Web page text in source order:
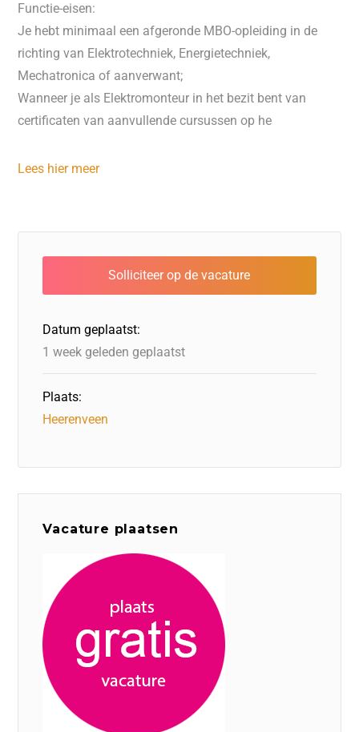
Functie-eisen:
Je hebt minimaal een afgeronde MBO-opleiding in de
richting van Elektrotechniek, Energietechniek,
Mechatronica of aanverwant;
Wanneer je als Elektromonteur in het bezit bent van
certificaten van aanvullende cursussen op he
Lees hier meer
Datum geplaatst:
1 week geleden geplaatst
Plaats:
Heerenveen
Vacature plaatsen